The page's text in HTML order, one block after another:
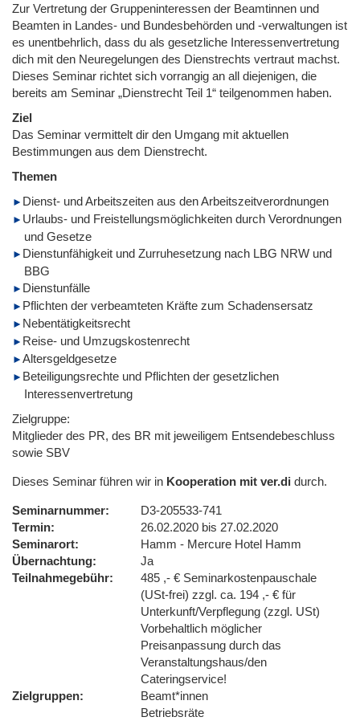
Zur Vertretung der Gruppeninteressen der Beamtinnen und
Beamten in Landes- und Bundesbehörden und -verwaltungen ist
es unentbehrlich, dass du als gesetzliche Interessenvertretung
dich mit den Neuregelungen des Dienstrechts vertraut machst.
Dieses Seminar richtet sich vorrangig an all diejenigen, die
bereits am Seminar „Dienstrecht Teil 1“ teilgenommen haben.
Ziel
Das Seminar vermittelt dir den Umgang mit aktuellen
Bestimmungen aus dem Dienstrecht.
Themen
Dienst- und Arbeitszeiten aus den Arbeitszeitverordnungen
Urlaubs- und Freistellungsmöglichkeiten durch Verordnungen
und Gesetze
Dienstunfähigkeit und Zurruhesetzung nach LBG NRW und
BBG
Dienstunfälle
Pflichten der verbeamteten Kräfte zum Schadensersatz
Nebentätigkeitsrecht
Reise- und Umzugskostenrecht
Altersgeldgesetze
Beteiligungsrechte und Pflichten der gesetzlichen
Interessenvertretung
Zielgruppe:
Mitglieder des PR, des BR mit jeweiligem Entsendebeschluss
sowie SBV
Dieses Seminar führen wir in Kooperation mit ver.di durch.
Seminarnummer
D3-205533-741
Termin
26.02.2020 bis 27.02.2020
Seminarort
Hamm - Mercure Hotel Hamm
Übernachtung
Ja
Teilnahmegebühr
485 ,- € Seminarkostenpauschale
(USt-frei) zzgl. ca. 194 ,- € für
Unterkunft/Verpflegung (zzgl. USt)
Vorbehaltlich möglicher
Preisanpassung durch das
Veranstaltungshaus/den
Cateringservice!
Zielgruppen
Beamt*innen
Betriebsräte